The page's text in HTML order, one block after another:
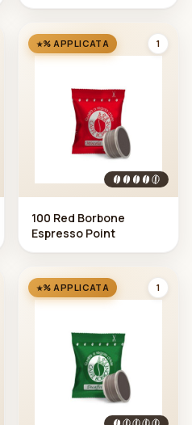
% APPLICATA 1
100 Red Borbone
Espresso Point
% APPLICATA 1